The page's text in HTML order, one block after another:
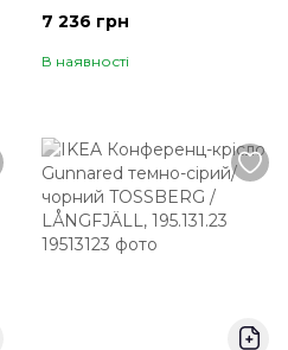
7 236 грн
В наявності